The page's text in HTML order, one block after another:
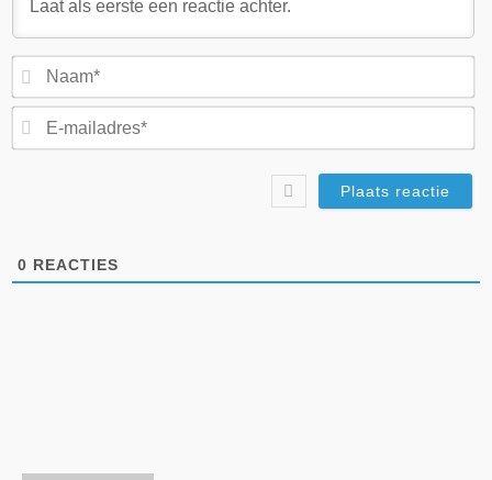
0 REACTIES